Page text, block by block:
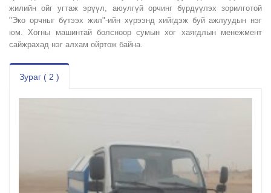
жилийн ойг угтаж эрүүл, аюулгүй орчинг бүрдүүлэх зорилготой
"Эко орчныг бүтээх жил"-ийн хүрээнд хийгдэж буй ажлуудын нэг
юм. Хогны машинтай болсноор сумын хог хаягдлын менежмент
сайжрахад нэг алхам ойртож байна.
Зураг ( 2 )